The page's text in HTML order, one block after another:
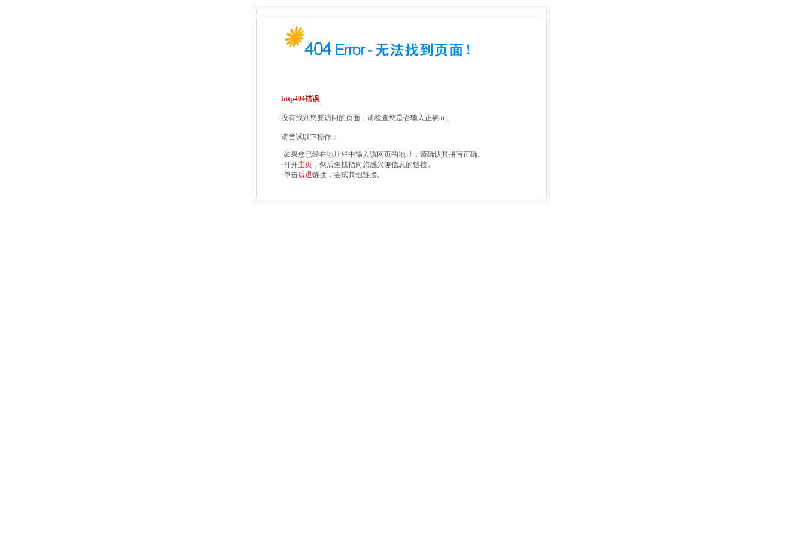
http404错误
没有找到您要访问的页面，请检查您是否输入正确url。
请尝试以下操作：
·如果您已经在地址栏中输入该网页的地址，请确认其拼写正确。
·打开主页 ，然后查找指向您感兴趣信息的链接。
·单击后退链接，尝试其他链接。